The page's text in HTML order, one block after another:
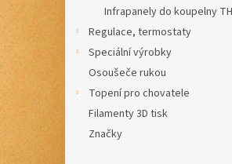
Infrapanely do koupelny TH
Regulace, termostaty
Speciální výrobky
Osoušeče rukou
Topení pro chovatele
Filamenty 3D tisk
Značky